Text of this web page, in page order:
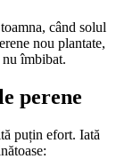
când solul
nou plantate,
îmbibat.
perene
puțin efort. Iată